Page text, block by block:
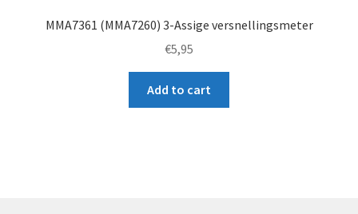
MMA7361 (MMA7260) 3-Assige versnellingsmeter
€5,95
Add to cart